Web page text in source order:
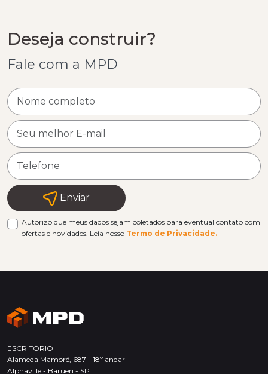
Deseja construir?
Fale com a MPD
Enviar
Autorizo que meus dados sejam coletados para eventual contato com
ofertas e novidades. Leia nosso Termo de Privacidade.
ESCRITÓRIO
Alameda Mamoré, 687 - 18º andar
Alphaville - Barueri - SP